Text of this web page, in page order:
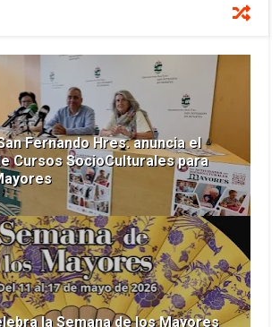
Fernando Hres. anuncia el
Cursos SocioCulturales para
la Semana de los Mayores